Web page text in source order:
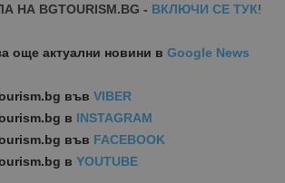
НА BGTOURISM.BG - ВКЛЮЧИ СЕ ТУК!
още актуални новини в Google News
във VIBER
в INSTAGRAM
във FACEBOOK
в YOUTUBE